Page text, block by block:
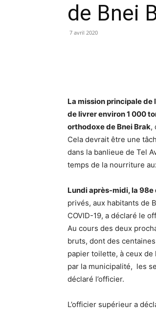
de Bnei
7 avril 2020
La mission principale
de livrer environ 1 000
orthodoxe de Bnei Brak,
Cela devrait être une
dans la banlieue de Tel
temps de la nourriture
Lundi après-midi, la
privés, aux habitants de
COVID-19, a déclaré le
Au cours des deux
bruts, dont des
papier toilette, à ceux de
par la municipalité, les
déclaré l’officier.
L’officier supérieur a